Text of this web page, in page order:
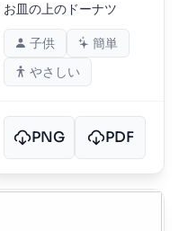
お皿の上のドーナツ
子供
簡単
やさしい
PNG PDF